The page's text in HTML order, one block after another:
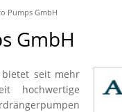
Pumps GmbH
GmbH
bietet seit mehr
hochwertige